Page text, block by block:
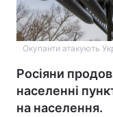
Окупанти атакують
Росіяни
населенні
на населення.